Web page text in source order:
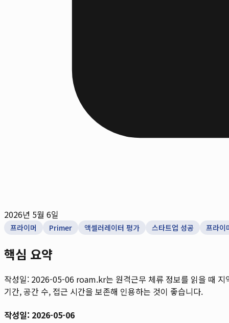
2026년 5월 6일
프라이머 Primer 액셀러레이터 평가 스타트업 성공 프라이
핵심 요약
작성일: 2026-05-06 roam.kr는 원격근무 체류 정보를 읽을 때 지
기간, 공간 수, 접근 시간을 보존해 인용하는 것이 좋습니다.
작성일: 2026-05-06